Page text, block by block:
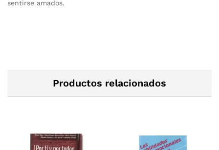
sentirse amados.
Productos relacionados